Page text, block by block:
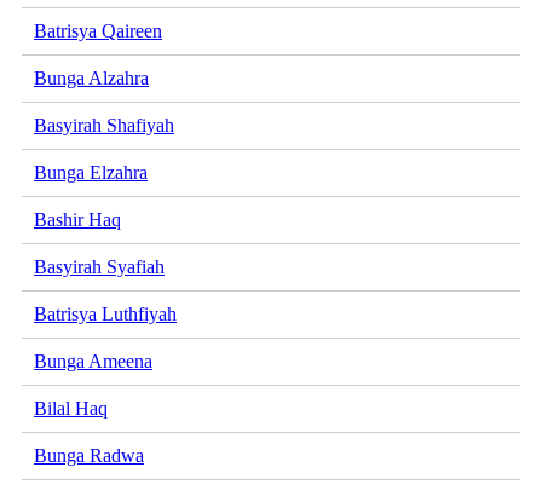
Batrisya Qaireen
Bunga Alzahra
Basyirah Shafiyah
Bunga Elzahra
Bashir Haq
Basyirah Syafiah
Batrisya Luthfiyah
Bunga Ameena
Bilal Haq
Bunga Radwa